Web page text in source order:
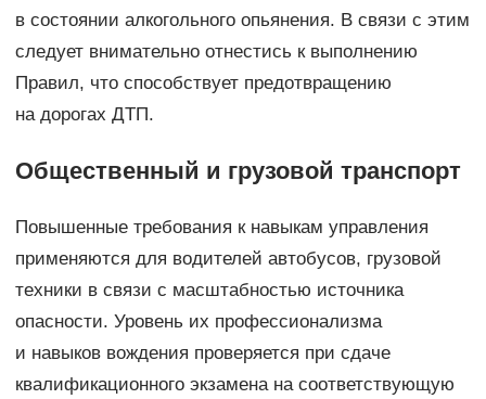
в состоянии алкогольного опьянения. В связи с этим
следует внимательно отнестись к выполнению
Правил, что способствует предотвращению
на дорогах ДТП.
Общественный и грузовой транспорт
Повышенные требования к навыкам управления
применяются для водителей автобусов, грузовой
техники в связи с масштабностью источника
опасности. Уровень их профессионализма
и навыков вождения проверяется при сдаче
квалификационного экзамена на соответствующую